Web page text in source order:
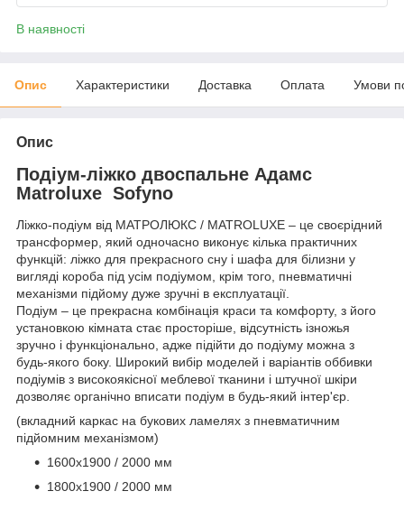
В наявності
Опис Характеристики Доставка Оплата Умови
Опис
Подіум-ліжко двоспальне Адамс
Matroluxe Sofyno
Ліжко-подіум від МАТРОЛЮКС / MATROLUXE – це своєрідний
трансформер, який одночасно виконує кілька практичних
функцій: ліжко для прекрасного сну і шафа для білизни у
вигляді короба під усім подіумом, крім того, пневматичні
механізми підйому дуже зручні в експлуатації.
Подіум – це прекрасна комбінація краси та комфорту, з його
установкою кімната стає просторіше, відсутність ізножья
зручно і функціонально, адже підійти до подіуму можна з
будь-якого боку. Широкий вибір моделей і варіантів оббивки
подіумів з високоякісної меблевої тканини і штучної шкіри
дозволяє органічно вписати подіум в будь-який інтер'єр.
(вкладний каркас на букових ламелях з пневматичним
підйомним механізмом)
1600х1900 / 2000 мм
1800х1900 / 2000 мм